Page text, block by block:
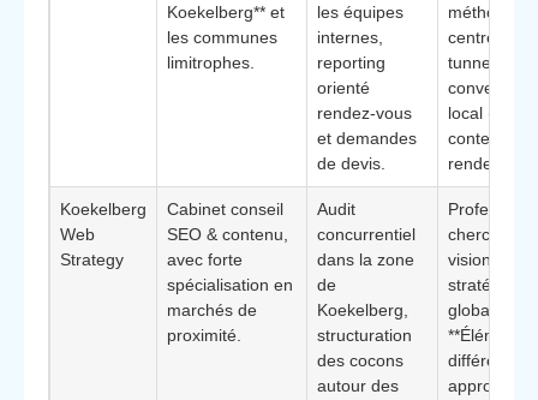
Koekelberg** et
les communes
limitrophes.
les équipes
internes,
reporting
orienté
rendez-vous
et demandes
de devis.
centrée sur
tunnel de
conversion
local (du
contenu au
rendez-
Koekelberg
Web
Strategy
Cabinet conseil
SEO & contenu,
avec forte
spécialisation en
marchés de
proximité.
Audit
concurrentiel
dans la zone
de
Koekelberg,
structuration
des cocons
autour des
cherchant
vision
stratégique
globale.
**Élément
approche